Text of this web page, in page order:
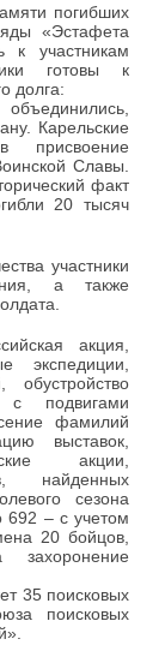
погибших
«Эстафета
к участникам
готовы к
долга:
Карельские
присвоение
Славы.
факт
20 тысяч
участники
а также
акция,
экспедиции,
обустройство
с подвигами
фамилий
выставок,
акции,
найденных
сезона
692 – с учетом
20 бойцов,
35 поисковых
поисковых